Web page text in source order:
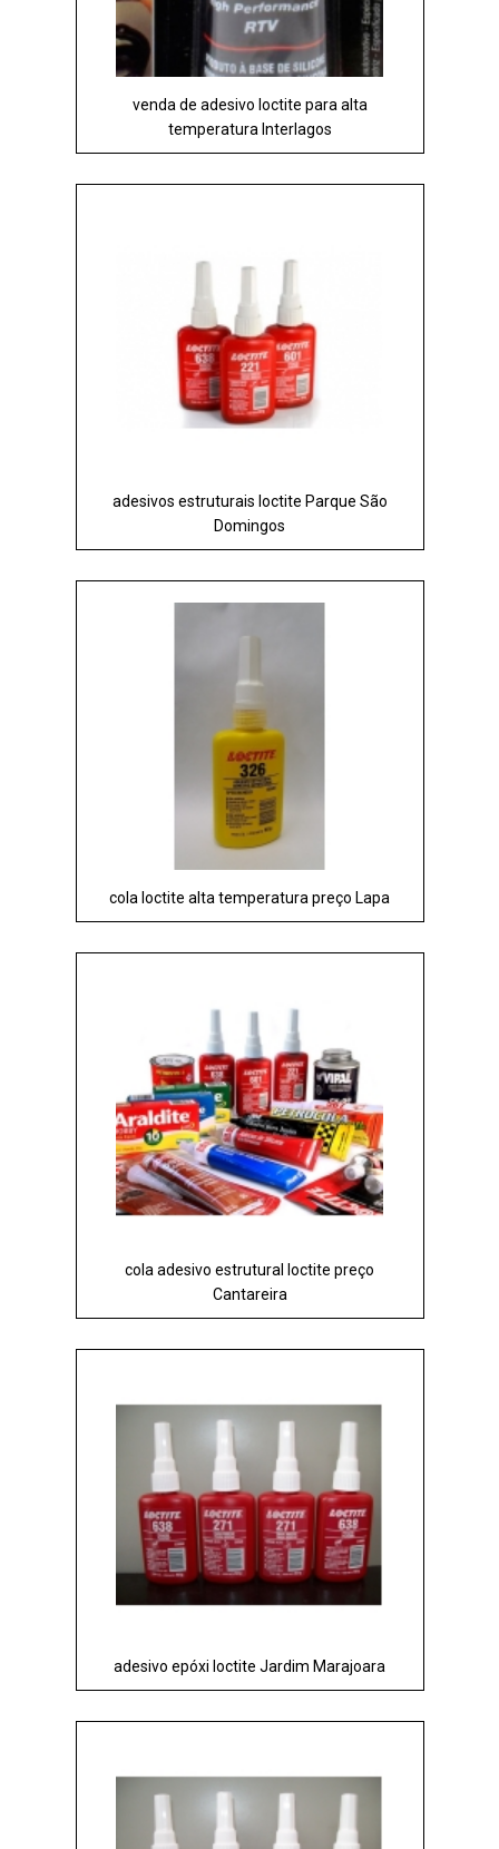
venda de adesivo loctite para alta
temperatura Interlagos
adesivos estruturais loctite Parque São
Domingos
cola loctite alta temperatura preço Lapa
cola adesivo estrutural loctite preço
Cantareira
adesivo epóxi loctite Jardim Marajoara